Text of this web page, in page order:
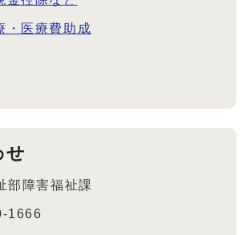
・医療費助成
せ
部障害福祉課
1666